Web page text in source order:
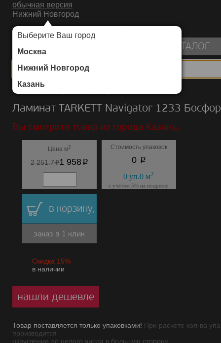
обычная версия
Нижний Новгород
Выберите Ваш город
Москва
Нижний Новгород
Казань
ИНТЕРНЕТ-МАГАЗИН НАПОЛЬНЫХ ПОКРЫТИЙ
КАТАЛОГ
Каталог/Ламинат/TARKETT/Navigator 1233
Ламинат TARKETT Navigator 1233 Босфор
Вы смотрите товар из города Казань.
Цена м2
2 251.7p1 958p
Стоимость упаковок
0 p
0 уп.0 м2
с учётом 5% на подрезку
в корзину,
заказ в 1 клик
Скидка 15%
в наличии
нашли дешевле
Товар поставляется только упаковками! При расчете кол-ва
производится
округление до целого числа в большую сторону.